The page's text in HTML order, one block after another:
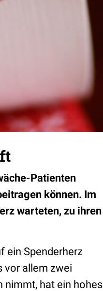
Patienten
können. Im
warteten, zu ihren
ein Spenderherz
vor allem zwei
nimmt, hat ein hohes